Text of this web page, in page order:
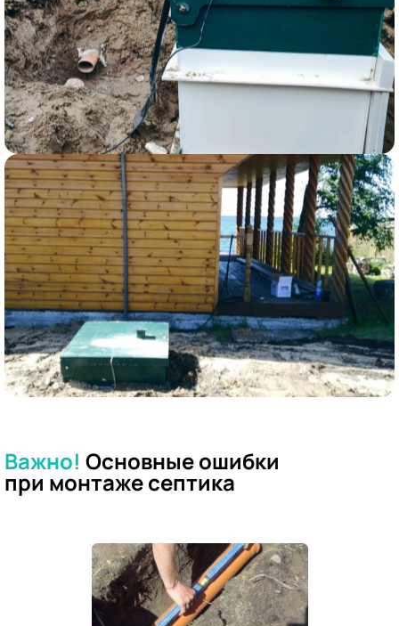
Важно! Основные ошибки
при монтаже септика